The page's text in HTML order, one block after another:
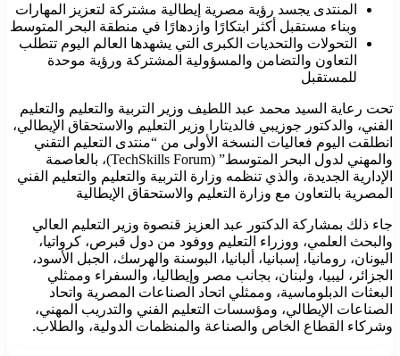
المنتدى يجسد رؤية مصرية إيطالية مشتركة لتعزيز المهارات
وبناء مستقبل أكثر ابتكارًا وازدهارًا في منطقة البحر المتوسط
التحولات والتحديات الكبرى التي يشهدها العالم اليوم تتطلب
التعاون والتضامن والمسؤولية المشتركة ورؤية موحدة
للمستقبل
تحت رعاية السيد محمد عبد اللطيف وزير التربية والتعليم والتعليم
الفني، والدكتور جوزيبي فالديتارا وزير التعليم والاستحقاق الإيطالي،
انطلقت اليوم فعاليات النسخة الأولى من “منتدى التعليم التقني
والمهني لدول البحر المتوسط” (TechSkills Forum)، بالعاصمة
الإدارية الجديدة، والذي تنظمه وزارة التربية والتعليم والتعليم الفني
المصرية بالتعاون مع وزارة التعليم والاستحقاق الإيطالية
جاء ذلك بمشاركة الدكتور عبد العزيز قنصوة وزير التعليم العالي
والبحث العلمي، ووزراء التعليم ووفود من دول قبرص، كرواتيا،
اليونان، رومانيا، إسبانيا، ألبانيا، البوسنة والهرسك، الجبل الأسود،
الجزائر، ليبيا، ولبنان، بجانب مصر وإيطاليا، والسفراء وممثلي
البعثات الدبلوماسية، وممثلي اتحاد الصناعات المصرية واتحاد
الصناعات الإيطالي، ومؤسسات التعليم الفني والتدريب المهني،
وشركاء القطاع الخاص والصناعة والمنظمات الدولية، والطلاب.